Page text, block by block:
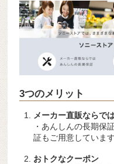
3つのメリット
メーカー直販ならで
・あんしんの長期保
証もご用意しています
おトクなクーポン